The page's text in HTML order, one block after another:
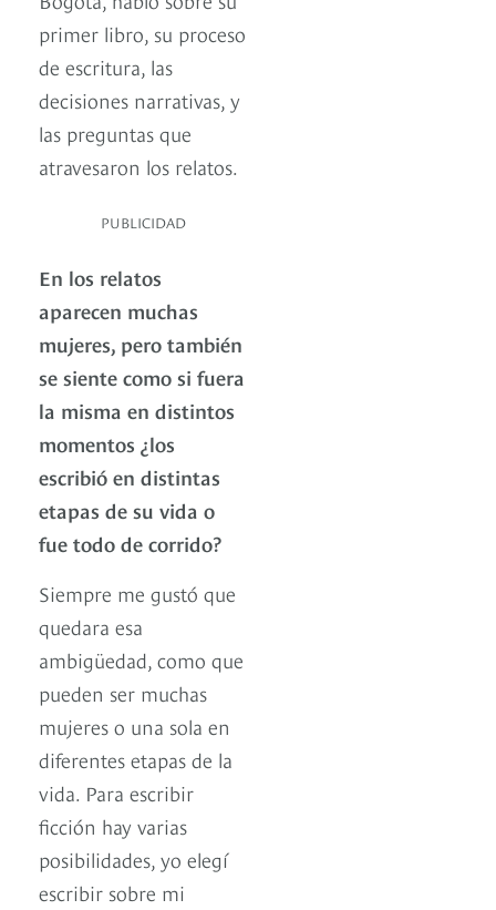
primer libro, su proceso
de escritura, las
decisiones narrativas, y
las preguntas que
atravesaron los relatos.
PUBLICIDAD
En los relatos
aparecen muchas
mujeres, pero también
se siente como si fuera
la misma en distintos
momentos ¿los
escribió en distintas
etapas de su vida o
fue todo de corrido?
Siempre me gustó que
quedara esa
ambigüedad, como que
pueden ser muchas
mujeres o una sola en
diferentes etapas de la
vida. Para escribir
ficción hay varias
posibilidades, yo elegí
escribir sobre mi